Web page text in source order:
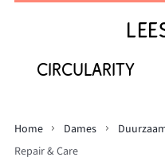
CIRCULARITY
Home Dames
Repair & Care